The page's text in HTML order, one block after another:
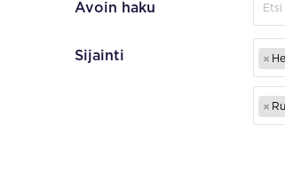
Avoin haku
Sijainti ×
×